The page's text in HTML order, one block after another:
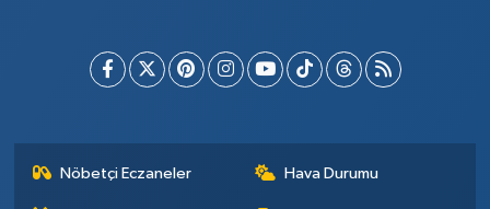
Nöbetçi Eczaneler Hava Durumu